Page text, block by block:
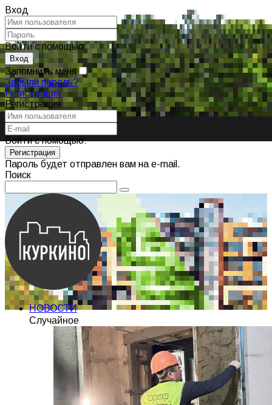
Вход
Войти с помощью:
Запомнить меня
Забыли пароль?
Регистрация
Регистрация
Войти с помощью:
Пароль будет отправлен вам на e-mail.
Поиск
НОВОСТИ
Случайное